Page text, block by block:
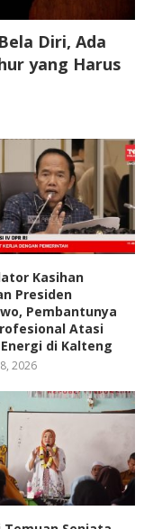
Diri, Ada
yang Harus
Kasihan
Presiden
Pembantunya
Atasi
di Kalteng
2026